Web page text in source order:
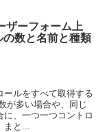
ザーフォーム上
数と名前と種類
ールをすべて取得する
が多い場合や、同じ
、一つ一つコントロ
と...